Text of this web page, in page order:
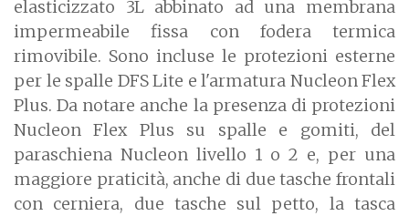
elasticizzato 3L abbinato ad una membrana
impermeabile fissa con fodera termica
rimovibile. Sono incluse le protezioni esterne
per le spalle DFS Lite e l'armatura Nucleon Flex
Plus. Da notare anche la presenza di protezioni
Nucleon Flex Plus su spalle e gomiti, del
paraschiena Nucleon livello 1 o 2 e, per una
maggiore praticità, anche di due tasche frontali
con cerniera, due tasche sul petto, la tasca